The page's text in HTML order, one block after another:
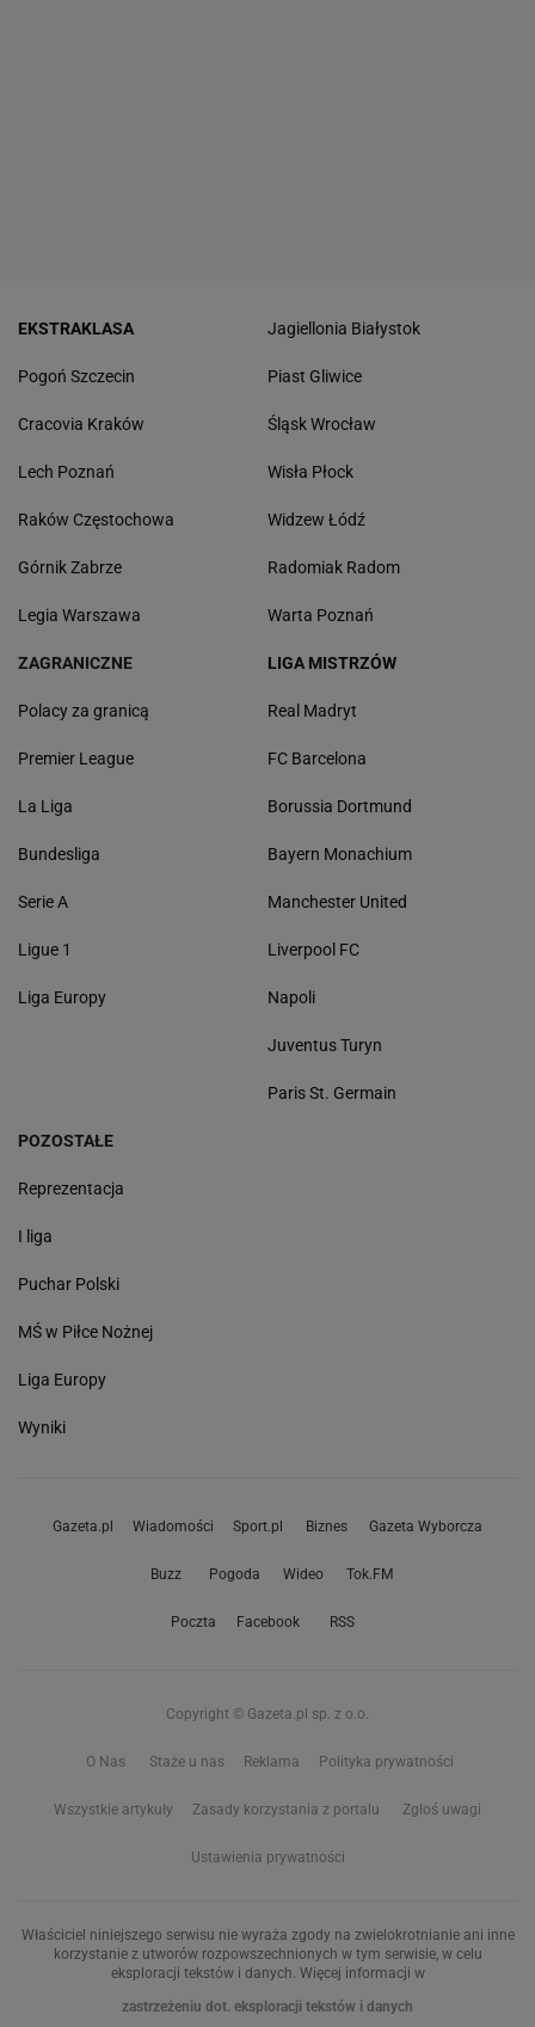
EKSTRAKLASA
Pogoń Szczecin
Cracovia Kraków
Lech Poznań
Raków Częstochowa
Górnik Zabrze
Legia Warszawa
Jagiellonia Białystok
Piast Gliwice
Śląsk Wrocław
Wisła Płock
Widzew Łódź
Radomiak Radom
Warta Poznań
ZAGRANICZNE
Polacy za granicą
Premier League
La Liga
Bundesliga
Serie A
Ligue 1
Liga Europy
LIGA MISTRZÓW
Real Madryt
FC Barcelona
Borussia Dortmund
Bayern Monachium
Manchester United
Liverpool FC
Napoli
Juventus Turyn
Paris St. Germain
POZOSTAŁE
Reprezentacja
I liga
Puchar Polski
MŚ w Piłce Nożnej
Liga Europy
Wyniki
Gazeta.pl Wiadomości Sport.pl Biznes Gazeta Wyborcza
Buzz Pogoda Wideo Tok.FM
Poczta Facebook RSS
Copyright © Gazeta.pl sp. z o.o.
O Nas Staże u nas Reklama Polityka prywatności
Wszystkie artykuły Zasady korzystania z portalu Zgłoś uwagi
Ustawienia prywatności
Właściciel niniejszego serwisu nie wyraża zgody na zwielokrotnianie ani inne
korzystanie z utworów rozpowszechnionych w tym serwisie, w celu
eksploracji tekstów i danych. Więcej informacji w
zastrzeżeniu dot. eksploracji tekstów i danych